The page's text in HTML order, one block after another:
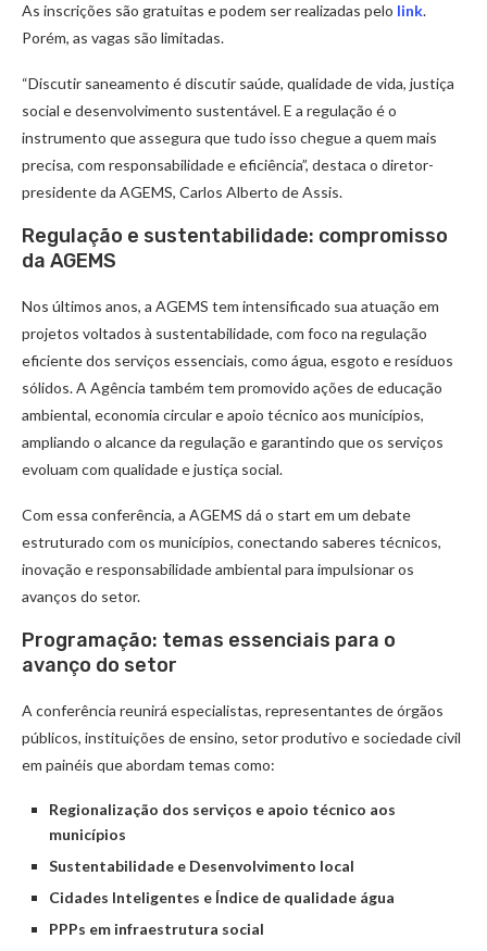
As inscrições são gratuitas e podem ser realizadas pelo link.
Porém, as vagas são limitadas.
“Discutir saneamento é discutir saúde, qualidade de vida, justiça
social e desenvolvimento sustentável. E a regulação é o
instrumento que assegura que tudo isso chegue a quem mais
precisa, com responsabilidade e eficiência”, destaca o diretor-
presidente da AGEMS, Carlos Alberto de Assis.
Regulação e sustentabilidade: compromisso
da AGEMS
Nos últimos anos, a AGEMS tem intensificado sua atuação em
projetos voltados à sustentabilidade, com foco na regulação
eficiente dos serviços essenciais, como água, esgoto e resíduos
sólidos. A Agência também tem promovido ações de educação
ambiental, economia circular e apoio técnico aos municípios,
ampliando o alcance da regulação e garantindo que os serviços
evoluam com qualidade e justiça social.
Com essa conferência, a AGEMS dá o start em um debate
estruturado com os municípios, conectando saberes técnicos,
inovação e responsabilidade ambiental para impulsionar os
avanços do setor.
Programação: temas essenciais para o
avanço do setor
A conferência reunirá especialistas, representantes de órgãos
públicos, instituições de ensino, setor produtivo e sociedade civil
em painéis que abordam temas como:
Regionalização dos serviços e apoio técnico aos
municípios
Sustentabilidade e Desenvolvimento local
Cidades Inteligentes e Índice de qualidade água
PPPs em infraestrutura social